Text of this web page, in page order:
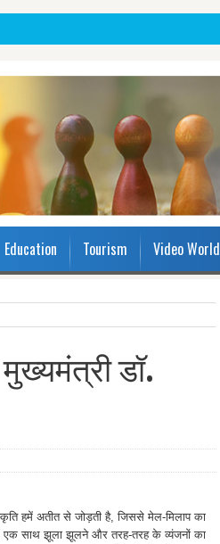
Education Tourism Video World
डॉ.
हमें अतीत से जोड़ती है, जिससे मेल-मिलाप का
एक साथ झूला झूलने और तरह-तरह के व्यंजनों का